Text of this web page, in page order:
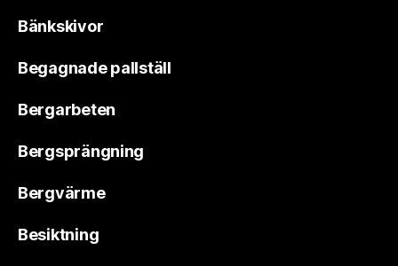
Bänkskivor
Begagnade pallställ
Bergarbeten
Bergsprängning
Bergvärme
Besiktning